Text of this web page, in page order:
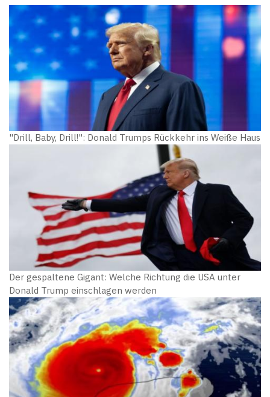
"Drill, Baby, Drill!": Donald Trumps Rückkehr ins Weiße Haus
Der gespaltene Gigant: Welche Richtung die USA unter
Donald Trump einschlagen werden